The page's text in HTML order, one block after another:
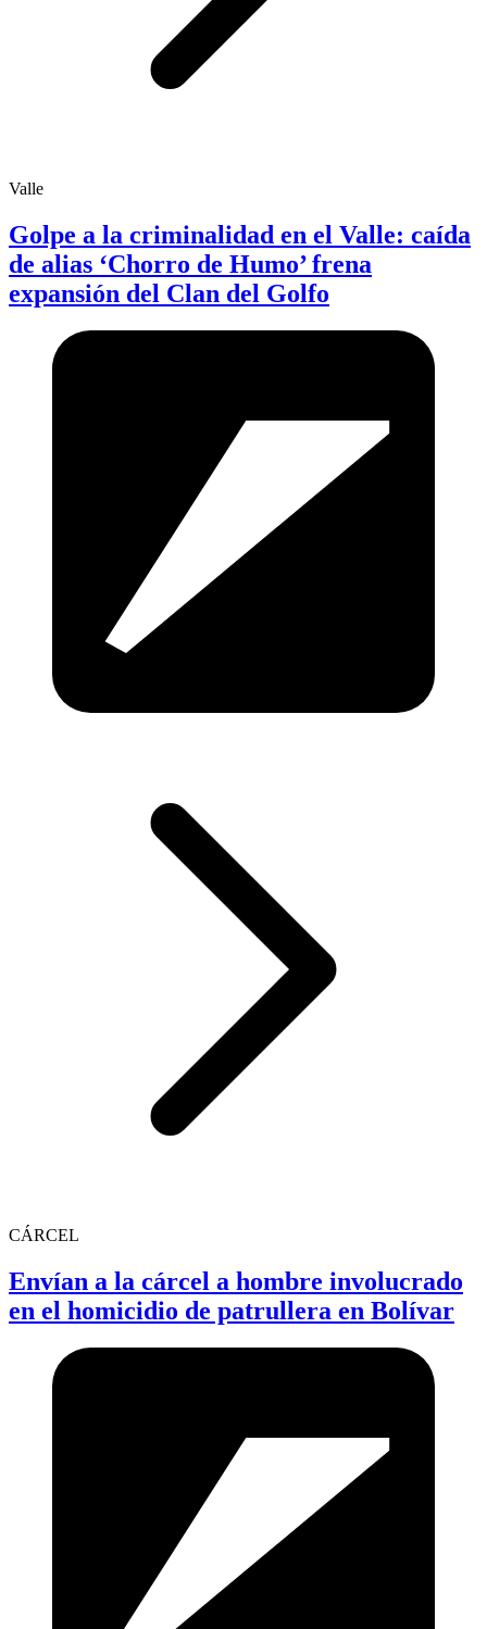
Valle
Golpe a la criminalidad en el Valle: caída
de alias ‘Chorro de Humo’ frena
expansión del Clan del Golfo
CÁRCEL
Envían a la cárcel a hombre involucrado
en el homicidio de patrullera en Bolívar